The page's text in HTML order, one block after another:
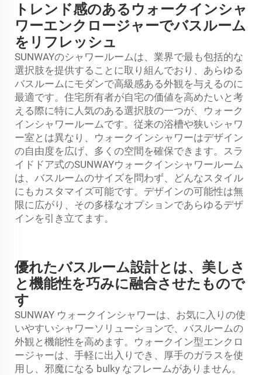
トレンド感のあるウォークインシャ
ワーエンクロージャーでバスルーム
をリフレッシュ
SUNWAYのシャワールームは、業界で最も包括的な
選択肢を提供することに取り組んでおり、あらゆる
バスルームにモダンで高級感ある外観を与えるのに
最適です。住宅所有者が自宅の価値を高めたいと考
える際に特に人気のある選択肢の一つが、ウォーク
インシャワールームです。従来の浴槽や狭いシャワ
ー室とは異なり、ウォークインシャワーはデザイン
の自由度を広げ、多くの空間を確保できます。スラ
イドドア式のSUNWAYウォークインシャワールーム
は、バスルームのサイズを問わず、どんなスタイル
にもカスタマイズ可能です。デザインの可能性は無
限に広がり、その多様なオプションであらゆるデザ
インを引き立てます。
優れたバスルーム設計とは、美しさ
と機能性を巧みに融合させたもので
す
SUNWAY ウォークインシャワーは、お気に入りの使
いやすいシャワーソリューションで、バスルームの
外観と機能性を高めます。ウォークイン型エンクロ
ージャーは、手軽に出入りでき、厚手のガラスを使
用し、邪魔になる bulky なフレームがありません。